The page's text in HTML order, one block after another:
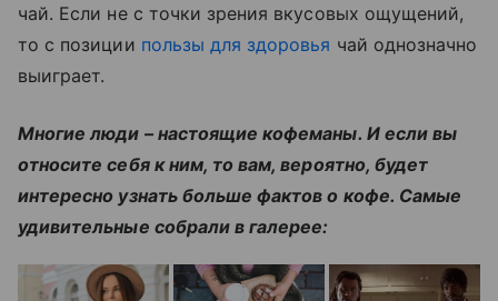
чай. Если не с точки зрения вкусовых ощущений,
то с позиции пользы для здоровья чай однозначно
выиграет.
Многие люди – настоящие кофеманы. И если вы
относите себя к ним, то вам, вероятно, будет
интересно узнать больше фактов о кофе. Самые
удивительные собрали в галерее: